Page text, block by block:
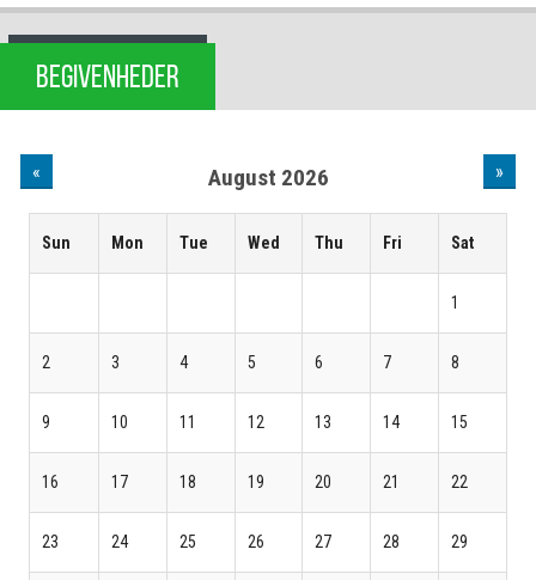
BEGIVENHEDER
« August 2026 »
Sun Mon Tue Wed Thu Fri Sat
1
2 3 4 5 6 7 8
9 10 11 12 13 14 15
16 17 18 19 20 21 22
23 24 25 26 27 28 29